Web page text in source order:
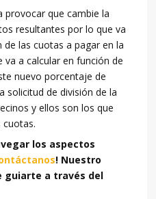
provocar que cambie la
resultantes por lo que va
las cuotas a pagar en la
va a calcular en función de
nuevo porcentaje de
solicitud de división de la
y ellos son los que
cuotas.
los aspectos
! Nuestro
guiarte a través del